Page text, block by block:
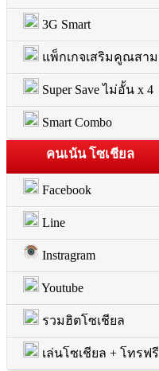
3G Smart
แพ็กเกจเสริมคูณสาม
Super Save ไม่อั้น x 4
Smart Combo
คนเน้น โซเชียล
Facebook
Line
Instragram
Youtube
รวมฮิตโซเชียล
เล่นโซเชียล + โทรฟรี